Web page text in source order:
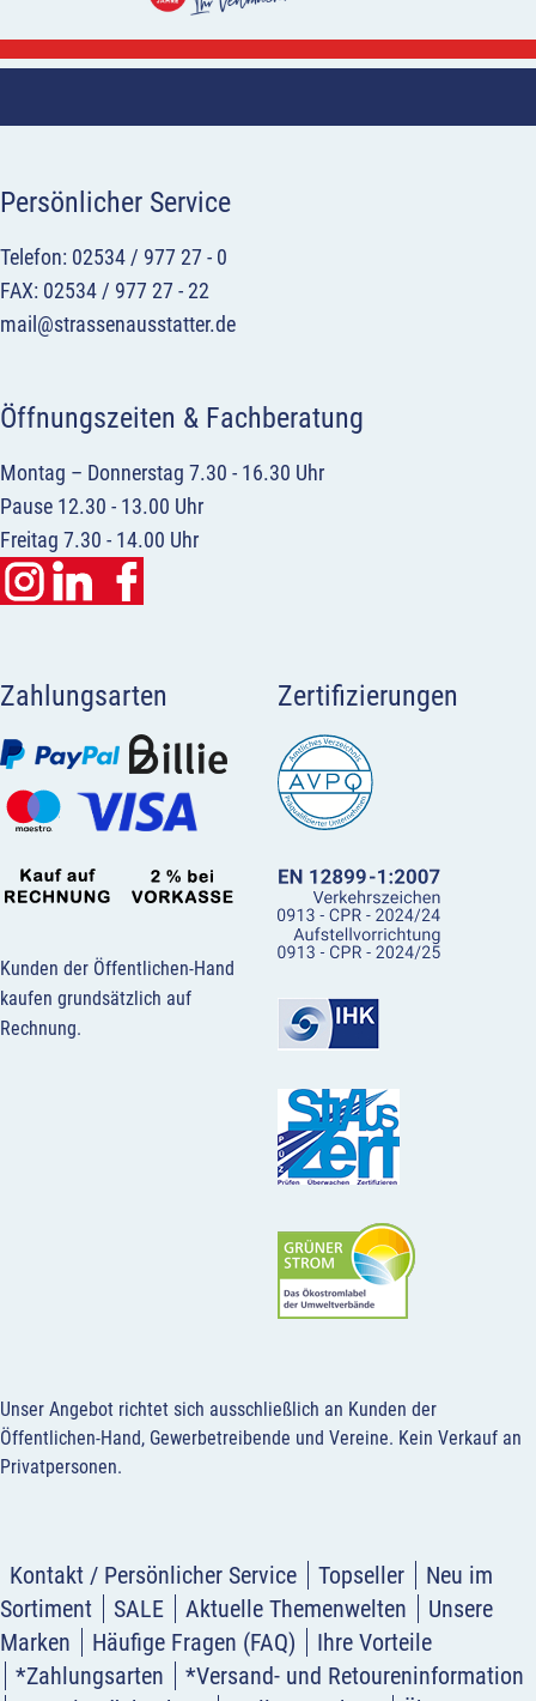
Persönlicher Service
Telefon: 02534 / 977 27 - 0
FAX: 02534 / 977 27 - 22
mail@strassenausstatter.de
Öffnungszeiten & Fachberatung
Montag – Donnerstag 7.30 - 16.30 Uhr
Pause 12.30 - 13.00 Uhr
Freitag 7.30 - 14.00 Uhr
Zahlungsarten
Kunden der Öffentlichen-Hand
kaufen grundsätzlich auf
Rechnung.
Zertifizierungen
Unser Angebot richtet sich ausschließlich an Kunden der
Öffentlichen-Hand, Gewerbetreibende und Vereine. Kein Verkauf an
Privatpersonen.
Kontakt / Persönlicher Service Topseller
Neu im
Sortiment
SALE Aktuelle Themenwelten
Unsere
Marken
Häufige Fragen (FAQ)
Ihre Vorteile
*Zahlungsarten
*Versand- und Retoureninformation